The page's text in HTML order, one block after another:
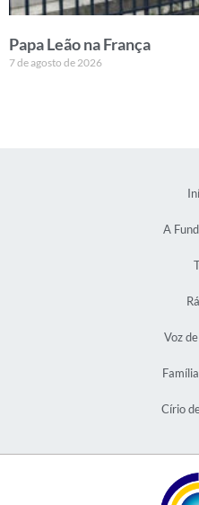
Papa Leão na França
7 de agosto de 2026
A
Voz
Círio